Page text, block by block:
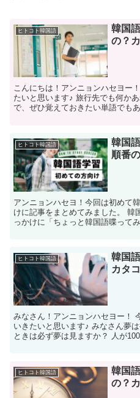
ヒトコト韓国語
韓国
の？
こんにちは！アンニョンハセヨー
たいと思います♪ 旅行先でも何か
で、ぜひ覚えておきたい単語でも
ヒトコト韓国語
韓国
順番
アンニョンハセヨ！今回は初めて
けに記事をまとめてみました。 韓
っかけに「ちょっと韓国語喋って
ヒトコト韓国語
韓国
カタ
みなさん！アンニョンハセヨー！
いきたいと思います♪ みなさん夢
ときは必ず夢は見ますか？ 人が
ヒトコト韓国語
韓国
の？